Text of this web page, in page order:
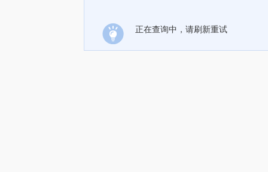
正在查询中，请刷新重试